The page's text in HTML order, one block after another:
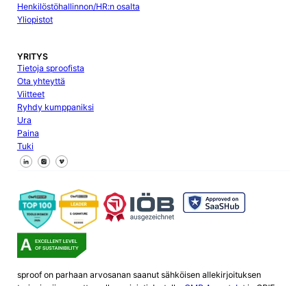
Henkilöstöhallinnon/HR:n osalta
Yliopistot
YRITYS
Tietoja sproofista
Ota yhteyttä
Viitteet
Ryhdy kumppaniksi
Ura
Paina
Tuki
Seuraa meitä Facebookissa
Seuraa meitä X
Seuraa meitä LinkedInissä
sproof on parhaan arvosanan saanut sähköisen allekirjoituksen